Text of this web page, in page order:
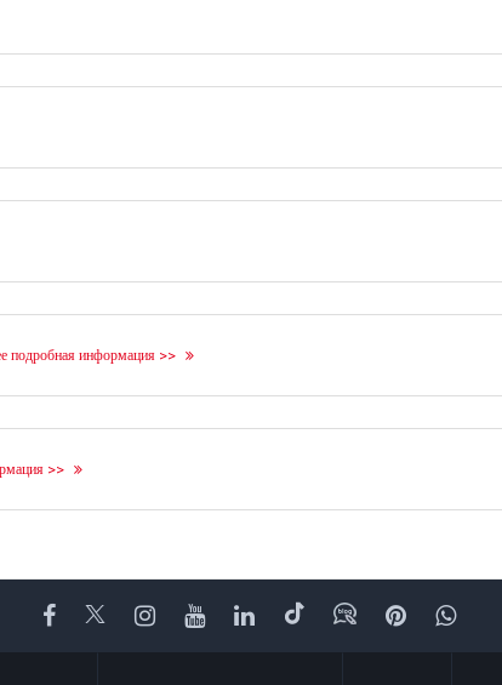
подробная информация >>
>>
Facebook
TwitterInstagram
YouTubeLinkedIn
TikTokБлогPinterest